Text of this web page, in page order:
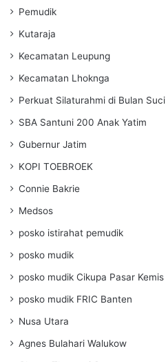
Pemudik
Kutaraja
Kecamatan Leupung
Kecamatan Lhoknga
Perkuat Silaturahmi di Bulan Suci
SBA Santuni 200 Anak Yatim
Gubernur Jatim
KOPI TOEBROEK
Connie Bakrie
Medsos
posko istirahat pemudik
posko mudik
posko mudik Cikupa Pasar Kemis
posko mudik FRIC Banten
Nusa Utara
Agnes Bulahari Walukow